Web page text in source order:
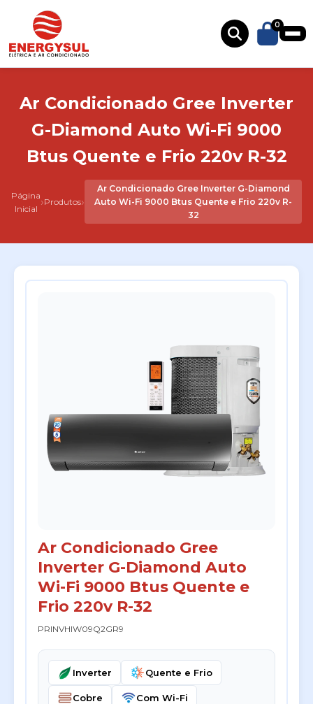
0
Ar Condicionado Gree Inverter
G-Diamond Auto Wi-Fi 9000
Btus Quente e Frio 220v R-32
Página
Inicial ›Produtos›
Ar Condicionado Gree Inverter G-Diamond
Auto Wi-Fi 9000 Btus Quente e Frio 220v R-
32
Ar Condicionado Gree
Inverter G-Diamond Auto
Wi-Fi 9000 Btus Quente e
Frio 220v R-32
PRINVHIW09Q2GR9
Inverter Quente e Frio
Cobre Com Wi-Fi